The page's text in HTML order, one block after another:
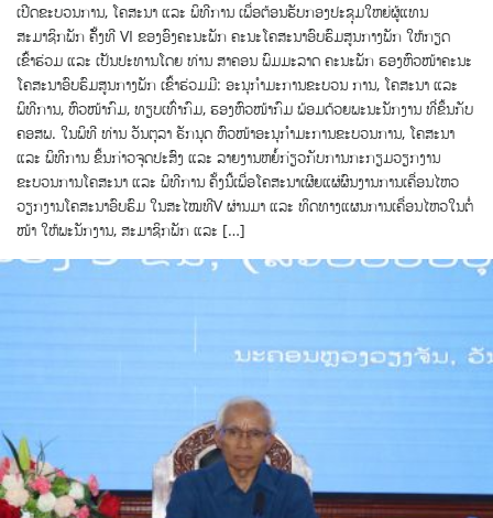
ເປີດຂະບວນການ, ໂຄສະນາ ແລະ ພິທີການ ເພື່ອຕ້ອນຮັບກອງປະຊຸມໃຫຍ່ຜູ້ແທນ
ສະມາຊິກພັກ ຄັັ້ງທີ VI ຂອງອົງຄະນະພັກ ຄະນະໂຄສະນາອົບຮົມສູນກາງພັກ ໃຫ້ກຽດ
ເຂົ້າຮ່ວມ ແລະ ເປັນປະທານໂດຍ ທ່ານ ສາຄອນ ພົມມະລາດ ຄະນະພັກ ຮອງຫົວໜ້າຄະນະ
ໂຄສະນາອົບຮົມສູນກາງພັກ ເຂົ້າຮ່ວມມີ: ອະນຸກໍາມະການຂະບວນ ການ, ໂຄສະນາ ແລະ
ພິທີການ, ຫົວໜ້າກົມ, ທຽບເທົ່າກົມ, ຮອງຫົວໜ້າກົມ ພ້ອມດ້ວຍພະນະນັກງານ ທີ່ຂຶ້ນກັບ
ຄອສພ. ໃນພິທີ ທ່ານ ວັນຕຸລາ ຣັກນຸດ ຫົວໜ້າອະນຸກໍາມະການຂະບວນການ, ໂຄສະນາ
ແລະ ພິທີການ ຂຶ້ນກ່າວຈຸດປະສົງ ແລະ ລາຍງານຫຍໍ້ກ່ຽວກັບການກະກຽມວຽກງານ
ຂະບວນການໂຄສະນາ ແລະ ພິທີການ ຄັ້ງນີ້ເພື່ອໂຄສະນາເຜີຍແຜ່ຜົນງານການເຄື່ອນໄຫວ
ວຽກງານໂຄສະນາອົບຮົມ ໃນສະໄໝທີV ຜ່ານມາ ແລະ ທິດທາງແຜນການເຄື່ອນໄຫວໃນຕໍ່
ໜ້າ ໃຫ້ພະນັກງານ, ສະມາຊິກພັກ ແລະ […]